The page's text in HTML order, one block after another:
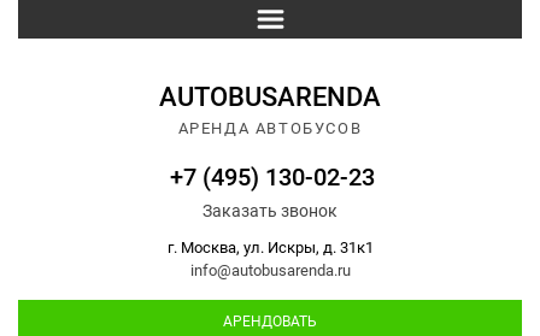
AUTOBUSARENDA
АРЕНДА АВТОБУСОВ
+7 (495) 130-02-23
Заказать звонок
г. Москва, ул. Искры, д. 31к1
info@autobusarenda.ru
АРЕНДОВАТЬ